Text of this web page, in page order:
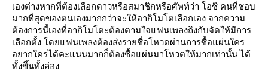
เองต่างหากที่ต้องเลือกดาวหรือสมาชิกหรือศัพท์ว่า โอชิ คนที่ชอบ
มากที่สุดของตนเองมากกว่าจะให้อากิโมโตเลือกเอง จากความ
ต้องการนี้เองที่อากิโมโตะต้องตามใจแฟนเพลงถึงกับจัดให้มีการ
เลือกตั้ง โดยแฟนเพลงต้องส่งรายชื่อโหวดผ่านการซื้อแผ่นใคร
อยากใครได้คะแนนมากก็ต้องซื้อแผ่นมาโหวตให้มากเท่านั้น ได้
ทั้งขึ้นทั้งล่อง